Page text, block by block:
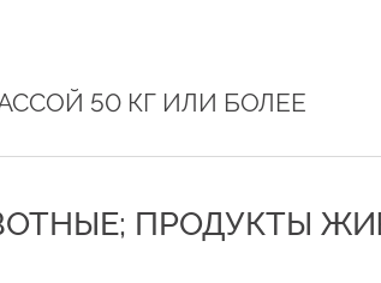
50 КГ ИЛИ БОЛЕЕ
ПРОДУКТЫ